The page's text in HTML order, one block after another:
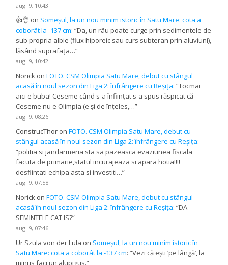
aug. 9, 10:43
👍👌 on Someșul, la un nou minim istoric în Satu Mare: cota a
coborât la -137 cm: “Da, un râu poate curge prin sedimentele de
sub propria albie (flux hiporeic sau curs subteran prin aluviuni),
lăsând suprafața…”
aug. 9, 10:42
Norick onFOTO. CSM Olimpia Satu Mare, debut cu stângul
acasă în noul sezon din Liga 2: înfrângere cu Reșița: “Tocmai
aici e buba! Ceseme când s-a înființat s-a spus răspicat că
Ceseme nu e Olimpia (e și de înțeles,…”
aug. 9, 08:26
ConstrucThor onFOTO. CSM Olimpia Satu Mare, debut cu
stângul acasă în noul sezon din Liga 2: înfrângere cu Reșița:
“politia si jandarmeria sta sa pazeasca evaziunea fiscala
facuta de primarie,statul incurajeaza si apara hotia!!!!
desfiintati echipa asta si investiti…”
aug. 9, 07:58
Norick onFOTO. CSM Olimpia Satu Mare, debut cu stângul
acasă în noul sezon din Liga 2: înfrângere cu Reșița: “DA
SEMINTELE CAT IS?”
aug. 9, 07:46
Ur Szula von der Lula on Someșul, la un nou minim istoric în
Satu Mare: cota a coborât la -137 cm: “Vezi că ești ‘pe lângă’, la
minus faci un alupigus.”